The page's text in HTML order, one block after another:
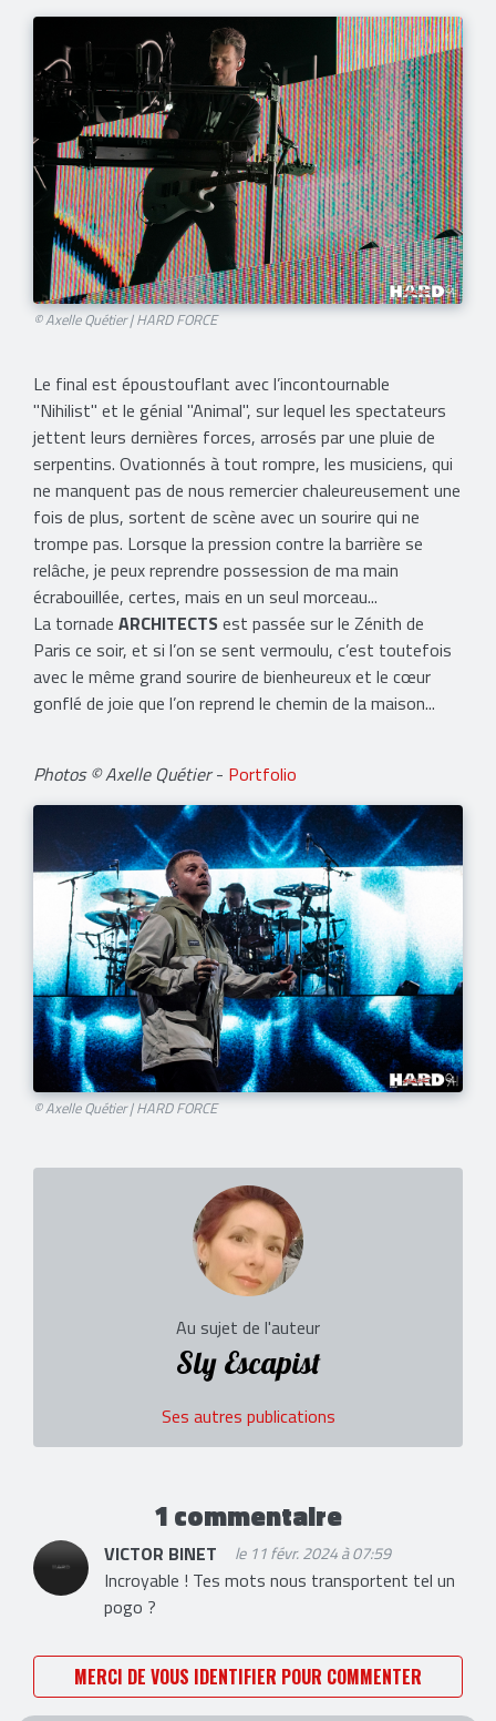
© Axelle Quétier | HARD FORCE
Le final est époustouflant avec l’incontournable
"Nihilist" et le génial "Animal", sur lequel les spectateurs
jettent leurs dernières forces, arrosés par une pluie de
serpentins. Ovationnés à tout rompre, les musiciens, qui
ne manquent pas de nous remercier chaleureusement une
fois de plus, sortent de scène avec un sourire qui ne
trompe pas. Lorsque la pression contre la barrière se
relâche, je peux reprendre possession de ma main
écrabouillée, certes, mais en un seul morceau...
La tornade ARCHITECTSest passée sur le Zénith de
Paris ce soir, et si l’on se sent vermoulu, c’est toutefois
avec le même grand sourire de bienheureux et le cœur
gonflé de joie que l’on reprend le chemin de la maison...
Photos © Axelle Quétier- Portfolio
© Axelle Quétier | HARD FORCE
Au sujet de l'auteur
Sly Escapist
Ses autres publications
1 commentaire
VICTOR BINET le 11 févr. 2024 à 07:59
Incroyable ! Tes mots nous transportent tel un
pogo ?
MERCI DE VOUS IDENTIFIER POUR COMMENTER